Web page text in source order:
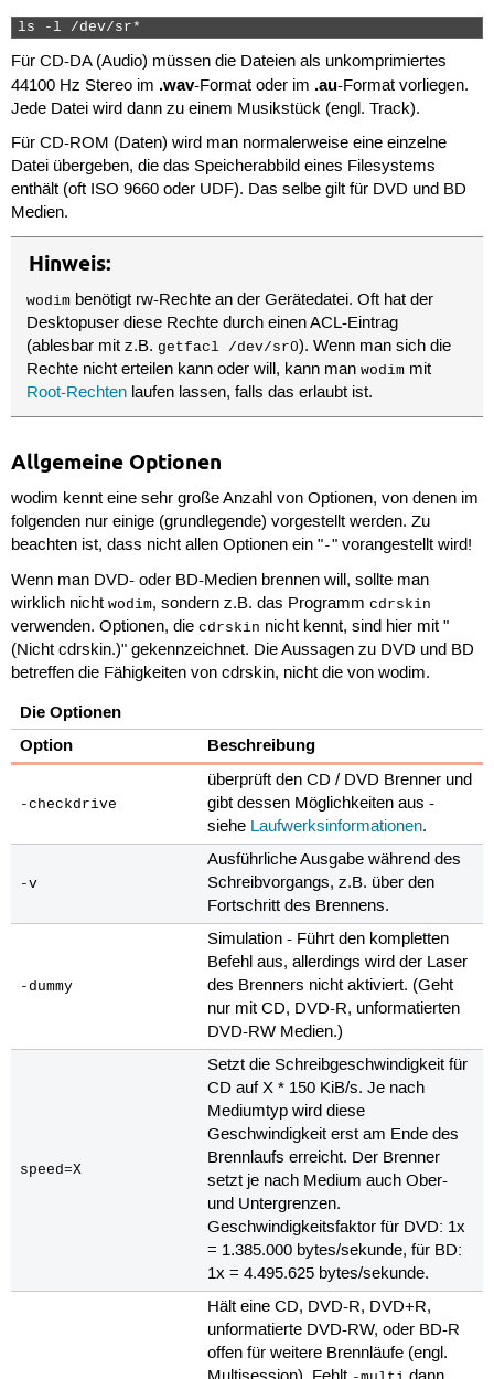
ls -l /dev/sr*
Für CD-DA (Audio) müssen die Dateien als unkomprimiertes
44100 Hz Stereo im .wav-Format oder im .au-Format vorliegen.
Jede Datei wird dann zu einem Musikstück (engl. Track).
Für CD-ROM (Daten) wird man normalerweise eine einzelne
Datei übergeben, die das Speicherabbild eines Filesystems
enthält (oft ISO 9660 oder UDF). Das selbe gilt für DVD und BD
Medien.
Hinweis:
wodim benötigt rw-Rechte an der Gerätedatei. Oft hat der
Desktopuser diese Rechte durch einen ACL-Eintrag
(ablesbar mit z.B. getfacl /dev/sr0). Wenn man sich die
Rechte nicht erteilen kann oder will, kann manwodim mit
Root-Rechten laufen lassen, falls das erlaubt ist.
Allgemeine Optionen
wodim kennt eine sehr große Anzahl von Optionen, von denen im
folgenden nur einige (grundlegende) vorgestellt werden. Zu
beachten ist, dass nicht allen Optionen ein "-" vorangestellt wird!
Wenn man DVD- oder BD-Medien brennen will, sollte man
wirklich nicht wodim, sondern z.B. das Programm cdrskin
verwenden. Optionen, die cdrskin nicht kennt, sind hier mit "
(Nicht cdrskin.)" gekennzeichnet. Die Aussagen zu DVD und BD
betreffen die Fähigkeiten von cdrskin, nicht die von wodim.
Die Optionen
Option
Beschreibung
-checkdrive
überprüft den CD / DVD Brenner und
gibt dessen Möglichkeiten aus -
siehe Laufwerksinformationen.
-v
Ausführliche Ausgabe während des
Schreibvorgangs, z.B. über den
Fortschritt des Brennens.
-dummy
Simulation - Führt den kompletten
Befehl aus, allerdings wird der Laser
des Brenners nicht aktiviert. (Geht
nur mit CD, DVD-R, unformatierten
DVD-RW Medien.)
speed=X
Setzt die Schreibgeschwindigkeit für
CD auf X * 150 KiB/s. Je nach
Mediumtyp wird diese
Geschwindigkeit erst am Ende des
Brennlaufs erreicht. Der Brenner
setzt je nach Medium auch Ober-
und Untergrenzen.
Geschwindigkeitsfaktor für DVD: 1x
= 1.385.000 bytes/sekunde, für BD:
1x = 4.495.625 bytes/sekunde.
Hält eine CD, DVD-R, DVD+R,
unformatierte DVD-RW, oder BD-R
offen für weitere Brennläufe (engl.